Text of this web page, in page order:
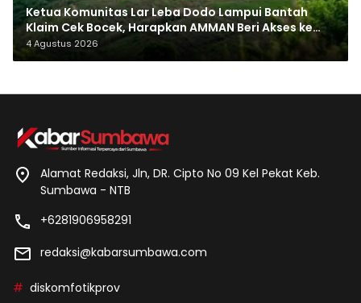
Ketua Komunitas Lar Leba Dodo Lampui Bantah
Klaim Cek Bocek, Harapkan AMMAN Beri Akses ke
Makam Leluhur
4 Agustus 2026
Alamat Redaksi, Jln, DR. Cipto No 09 Kel Pekat Keb.
Sumbawa - NTB
+6281906958291
redaksi@kabarsumbawa.com
diskomfotikprov